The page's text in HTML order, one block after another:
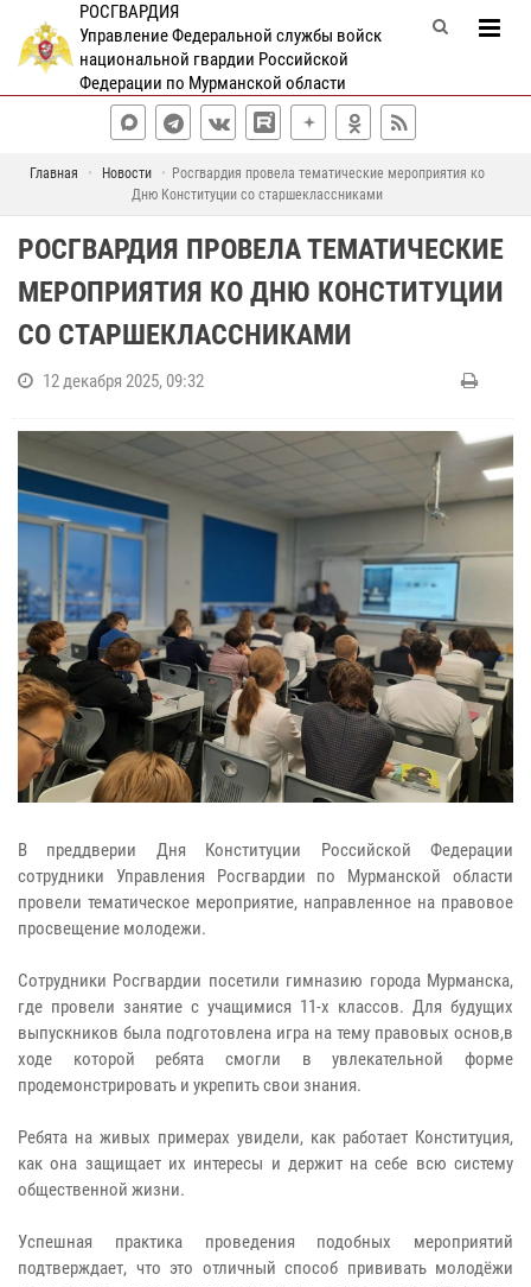
РОСГВАРДИЯ
Управление Федеральной службы войск
национальной гвардии Российской
Федерации по Мурманской области
Главная Новости
Росгвардия провела тематические мероприятия ко
Дню Конституции со старшеклассниками
РОСГВАРДИЯ ПРОВЕЛА ТЕМАТИЧЕСКИЕ
МЕРОПРИЯТИЯ КО ДНЮ КОНСТИТУЦИИ
СО СТАРШЕКЛАССНИКАМИ
12 декабря 2025, 09:32
В преддверии Дня Конституции Российской Федерации
сотрудники Управления Росгвардии по Мурманской области
провели тематическое мероприятие, направленное на правовое
просвещение молодежи.
Сотрудники Росгвардии посетили гимназию города Мурманска,
где провели занятие с учащимися 11‑х классов. Для будущих
выпускников была подготовлена игра на тему правовых основ,в
ходе которой ребята смогли в увлекательной форме
продемонстрировать и укрепить свои знания.
Ребята на живых примерах увидели, как работает Конституция,
как она защищает их интересы и держит на себе всю систему
общественной жизни.
Успешная практика проведения подобных мероприятий
подтверждает, что это отличный способ прививать молодёжи